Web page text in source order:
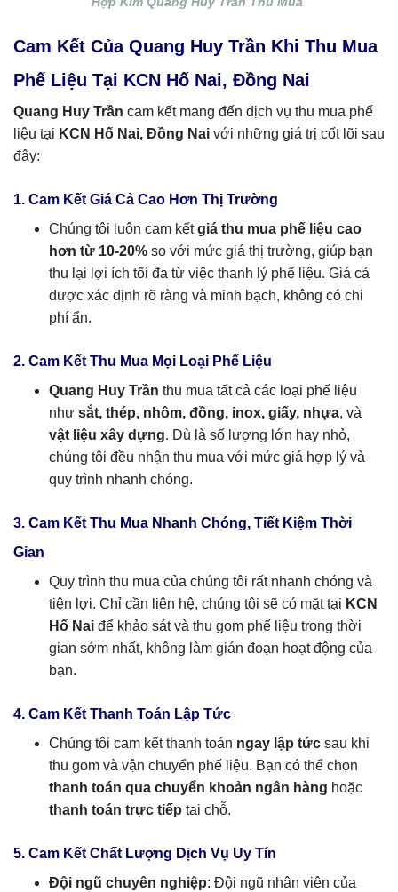
Cam Kết Của Quang Huy Trần Khi Thu Mua
Phế Liệu Tại KCN Hố Nai, Đồng Nai
Quang Huy Trần cam kết mang đến dịch vụ thu mua phế
liệu tại KCN Hố Nai, Đồng Nai với những giá trị cốt lõi sau
đây:
1. Cam Kết Giá Cả Cao Hơn Thị Trường
Chúng tôi luôn cam kếtgiá thu mua phế liệu cao
hơn từ 10-20% so với mức giá thị trường, giúp bạn
thu lại lợi ích tối đa từ việc thanh lý phế liệu. Giá cả
được xác định rõ ràng và minh bạch, không có chi
phí ẩn.
2. Cam Kết Thu Mua Mọi Loại Phế Liệu
Quang Huy Trần thu mua tất cả các loại phế liệu
như sắt, thép, nhôm, đồng, inox, giấy, nhựa, và
vật liệu xây dựng. Dù là số lượng lớn hay nhỏ,
chúng tôi đều nhận thu mua với mức giá hợp lý và
quy trình nhanh chóng.
3. Cam Kết Thu Mua Nhanh Chóng, Tiết Kiệm Thời
Gian
Quy trình thu mua của chúng tôi rất nhanh chóng và
tiện lợi. Chỉ cần liên hệ, chúng tôi sẽ có mặt tại KCN
Hố Nai để khảo sát và thu gom phế liệu trong thời
gian sớm nhất, không làm gián đoạn hoạt động của
bạn.
4. Cam Kết Thanh Toán Lập Tức
Chúng tôi cam kết thanh toán ngay lập tức sau khi
thu gom và vận chuyển phế liệu. Bạn có thể chọn
thanh toán qua chuyển khoản ngân hàng hoặc
thanh toán trực tiếp tại chỗ.
5. Cam Kết Chất Lượng Dịch Vụ Uy Tín
Đội ngũ chuyên nghiệp: Đội ngũ nhân viên của